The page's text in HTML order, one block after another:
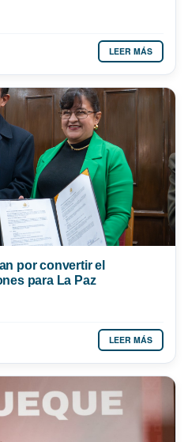
LEER MÁS
por convertir el
para La Paz
LEER MÁS